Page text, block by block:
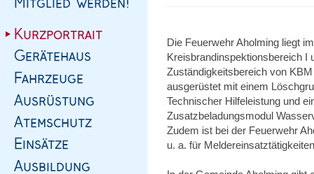
Die Feuerwehr Aholming liegt
Kreisbrandinspektionsbereich I
Zuständigkeitsbereich von
ausgerüstet mit einem
Technischer Hilfeleistung und
Zusatzbeladungsmodul
Zudem ist bei der Feuerwehr
u. a. für